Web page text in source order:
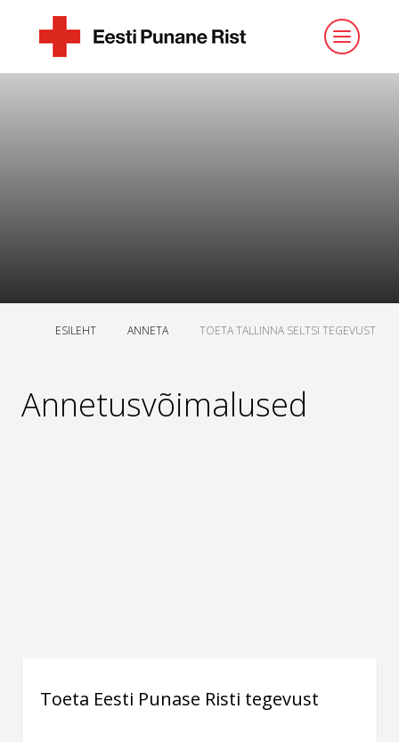
ESILEHT ANNETA TOETA TALLINNA SELTSI TEGEVUST
Annetusvõimalused
Toeta Eesti Punase Risti tegevust